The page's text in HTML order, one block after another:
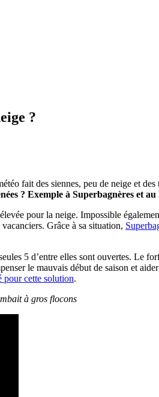
?
fait des siennes, peu de neige et
? Exemple à Superbagnères et
pour la neige. Impossible
Grâce à sa situation,
5 d’entre elles sont ouvertes. Le
le mauvais début de saison et
pour cette solution.
à gros flocons